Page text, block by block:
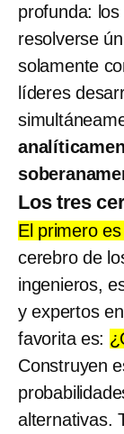
profunda:
resolverse
solamente
líderes
Los tres
El primero es
cerebro de
ingenieros,
y expertos
favorita es:
Construyen
alternativas.